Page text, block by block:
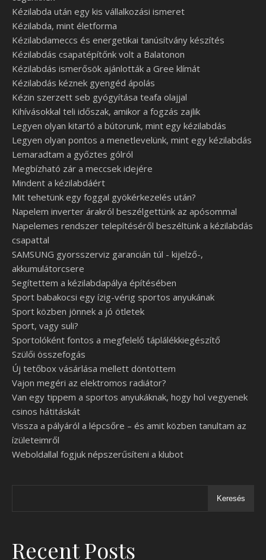
Kézilabda után egy kis vállalkozási ismeret
Kézilabda, mint életforma
Kézilabdameccs és energetikai tanúsítvány készítés
Kézilabdás csapatépítőnk volt a Balatonon
Kézilabdás ismerősök ajánlották a Gree klímát
Kézilabdás kéznek gyengéd ápolás
Kézin szerzett seb gyógyítása teafa olajjal
Kihívásokkal teli időszak, amikor a fogzás zajlik
Legyen olyan kitartó a bútorunk, mint egy kézilabdás
Legyen olyan pontos a menetlevelünk, mint egy kézilabdás
Lemaradtam a győztes gólról
Megbízható zár a meccsek idejére
Mindent a kézilabdáért
Mit tehetünk egy foggal gyökérkezelés után?
Napelem inverter árakról beszélgettünk az apósommal
Napelemes rendszer telepítéséről beszéltünk a kézilabdás
csapattal
SAMSUNG gyorsszerviz garancián túl - kijelző-,
akkumulátorcsere
Segítettem a kézilabdapálya építésében
Sport babakocsi egy ízig-vérig sportos anyukának
Sport közben jönnek a jó ötletek
Sport, vagy suli?
Sportolóként fontos a megfelelő táplálékkiegészítő
Szülői összefogás
Új tetőbox vásárlása mellett döntöttem
Vajon megéri az elektromos radiátor?
Van egy tippem a sportos anyukáknak, hogy hol vegyenek
csinos hátitáskát
Vissza a pályáról a lépcsőre – és amit közben tanultam az
ízületeimről
Weboldallal fogjuk népszerűsíteni a klubot
Keresés
Recent Posts